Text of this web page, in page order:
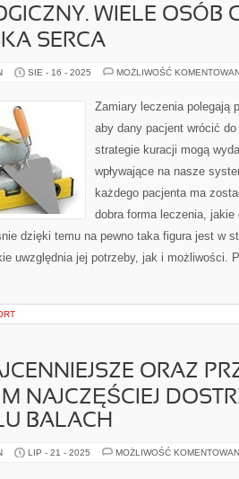
WIELE OSÓB
SERCA
SIE - 16 - 2025 MOŻLIWOŚĆ
Zamiary leczenia polegają
aby dany pacjent wrócić
strategie kuracji mogą
wpływające na nasze
każdego pacjenta ma
dobra forma leczenia, jakie
dzięki temu na pewno taka figura jest w
uwzględnia jej potrzeby, jak i możliwości.
ORAZ
NAJCZĘŚCIEJ
BALACH
LIP - 21 - 2025 MOŻLIWOŚĆ